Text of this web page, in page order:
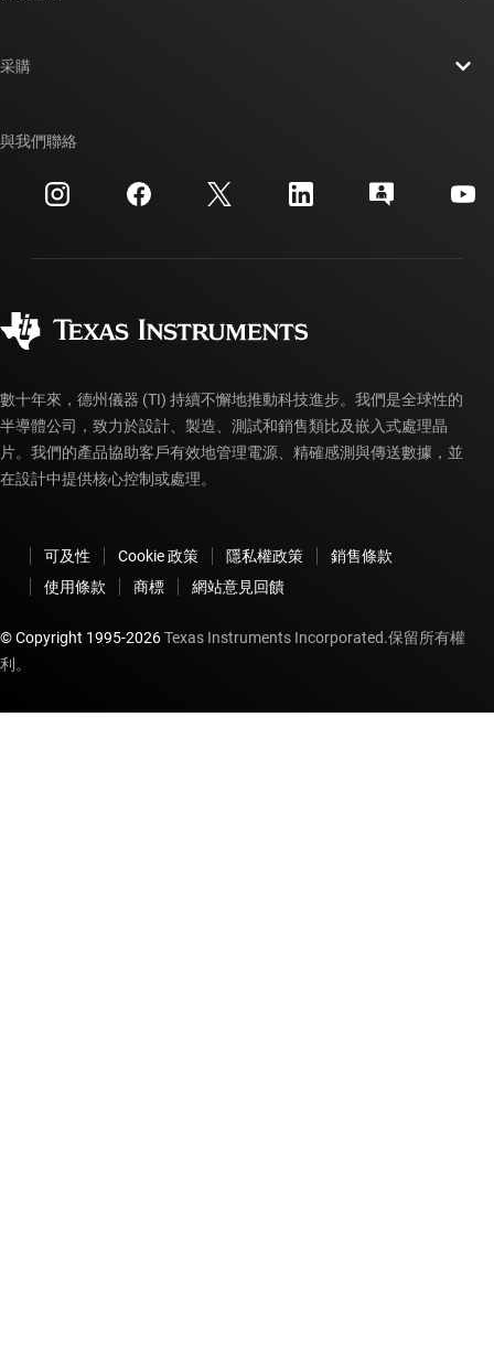
投資人關系
製造
交互參考搜索
客戶支援中心
myTI 帳戶常見問題解答
采購
訂購 FAQ
與我們聯絡
數十年來，德州儀器 (TI) 持續不懈地推動科技進步。我們是全球性的
半導體公司，致力於設計、製造、測試和銷售類比及嵌入式處理晶
片。我們的產品協助客戶有效地管理電源、精確感測與傳送數據，並
在設計中提供核心控制或處理。
可及性 Cookie 政策 隱私權政策
銷售條款
使用條款
商標 網站意見回饋
© Copyright 1995-2026Texas Instruments Incorporated.保留所有權
利。